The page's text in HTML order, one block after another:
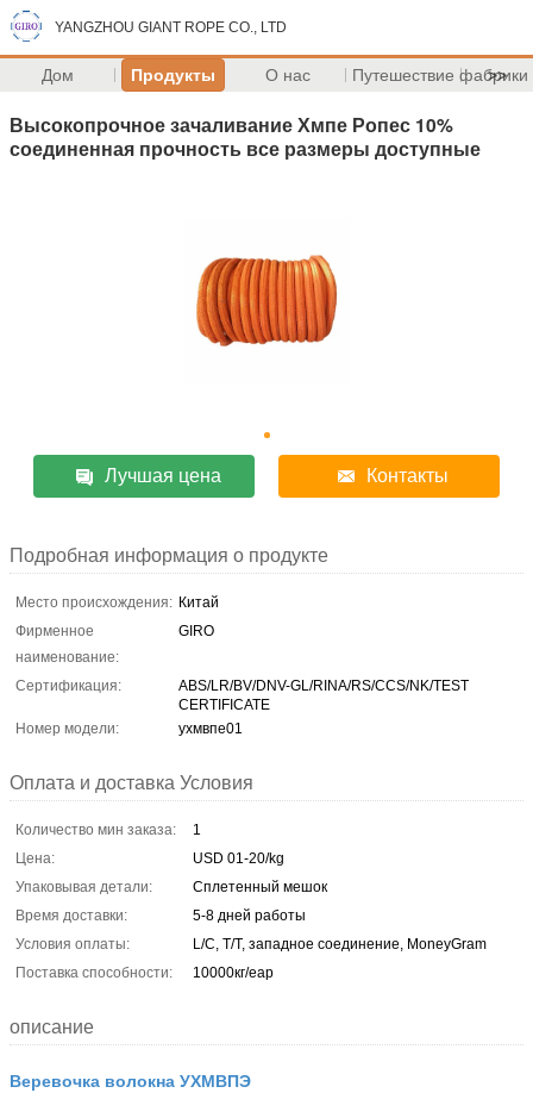
YANGZHOU GIANT ROPE CO., LTD
Дом Продукты О нас Путешествие фабрики
>>
Высокопрочное зачаливание Хмпе Ропес 10%
соединенная прочность все размеры доступные
Лучшая цена Контакты
Подробная информация о продукте
Место происхождения: Китай
Фирменное
наименование:
GIRO
Сертификация:
ABS/LR/BV/DNV-GL/RINA/RS/CCS/NK/TEST
CERTIFICATE
Номер модели:
ухмвпе01
Оплата и доставка Условия
Количество мин заказа:
1
Цена:
USD 01-20/kg
Упаковывая детали:
Сплетенный мешок
Время доставки:
5-8 дней работы
Условия оплаты:
L/C, T/T, западное соединение, MoneyGram
Поставка способности:
10000кг/еар
описание
Веревочка волокна УХМВПЭ